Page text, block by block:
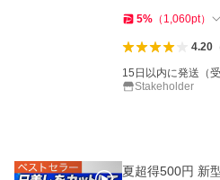
5% （ 1,060pt）
4.20
15日以内に発送（
Stakeholder
夏超得500円 新